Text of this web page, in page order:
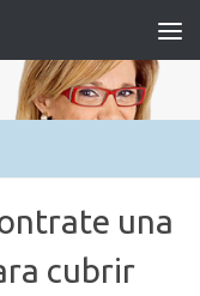
una
cubrir